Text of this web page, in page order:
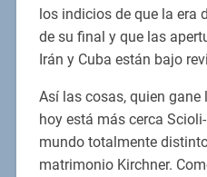
los indicios de que la era
de su final y que las
Irán y Cuba están bajo
Así las cosas, quien
hoy está más cerca
mundo totalmente
matrimonio Kirchner.